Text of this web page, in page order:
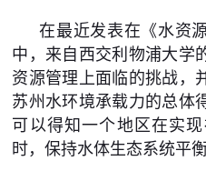
在最近发表在《水资
中，来自西交利物浦大学
资源管理上面临的挑战，
苏州水环境承载力的总体
可以得知一个地区在实
时，保持水体生态系统平衡